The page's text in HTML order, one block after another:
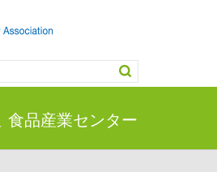
食品産業センター